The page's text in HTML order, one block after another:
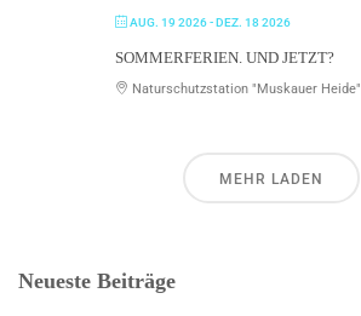
AUG. 19 2026- DEZ. 18 2026
SOMMERFERIEN. UND JETZT?
Naturschutzstation "Muskauer Heide"
MEHR LADEN
Neueste Beiträge